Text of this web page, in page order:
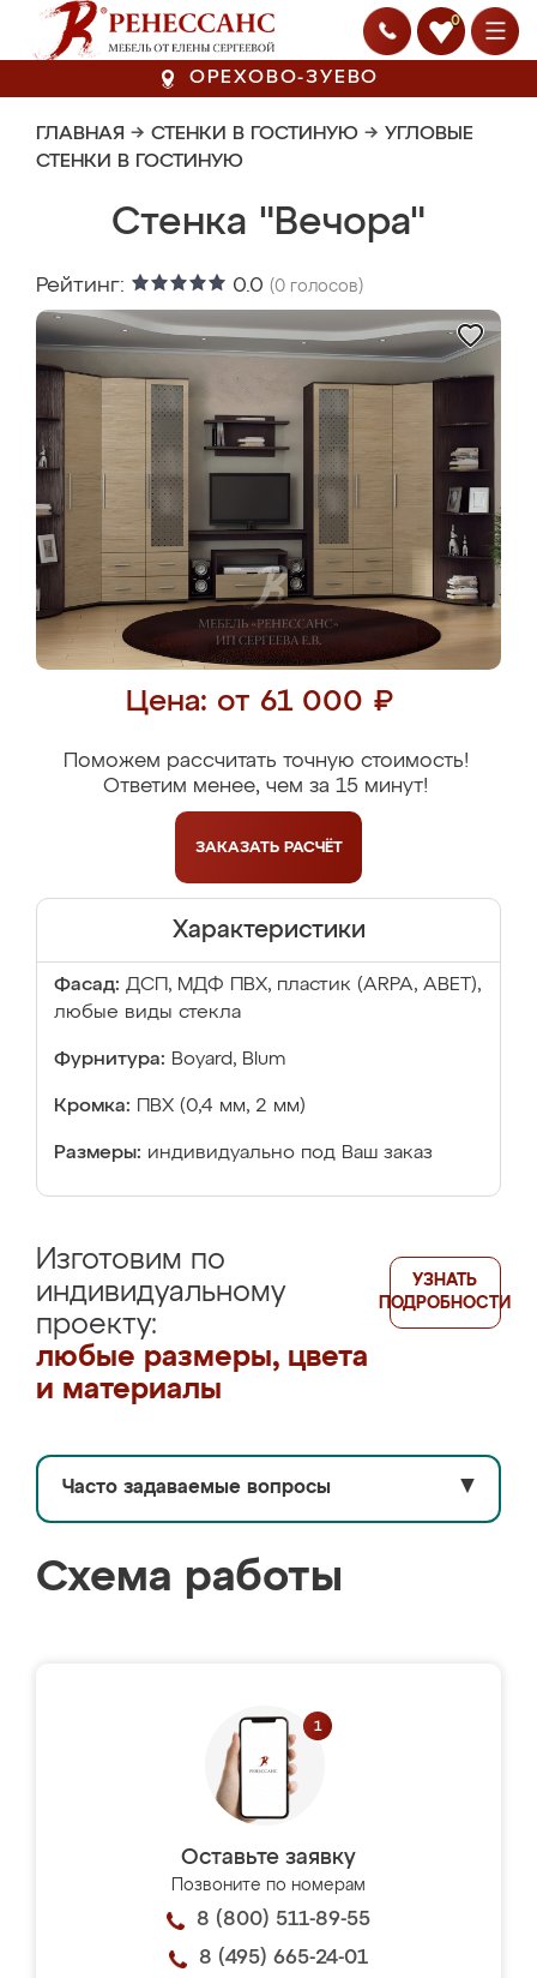
0
ОРЕХОВО-ЗУЕВО
ГЛАВНАЯ → СТЕНКИ В ГОСТИНУЮ → УГЛОВЫЕ
СТЕНКИ В ГОСТИНУЮ
Стенка "Вечора"
Рейтинг: 0.0 (0 голосов)
Цена: от 61 000 ₽
Поможем рассчитать точную стоимость!
Ответим менее, чем за 15 минут!
ЗАКАЗАТЬ РАСЧЁТ
Характеристики
Фасад: ДСП, МДФ ПВХ, пластик (ARPA, ABET),
любые виды стекла
Фурнитура: Boyard, Blum
Кромка: ПВХ (0,4 мм, 2 мм)
Размеры: индивидуально под Ваш заказ
Изготовим по
индивидуальному
проекту:
любые размеры, цвета
и материалы
УЗНАТЬ
ПОДРОБНОСТИ
Часто задаваемые вопросы ▼
Схема работы
Оставьте заявку
Позвоните по номерам
8 (800) 511-89-55
8 (495) 665-24-01